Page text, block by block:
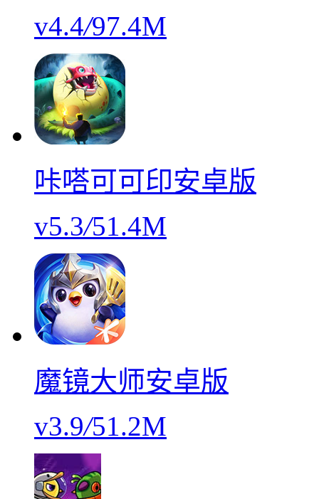
v4.4/97.4M
咔嗒可可印安卓版
v5.3/51.4M
魔镜大师安卓版
v3.9/51.2M